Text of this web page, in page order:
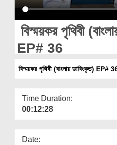
Magazine
বিস্ময়কর পৃথিবী
EP# 36
বিস্ময়কর পৃথিবী (বাংলায় ডাবিংকৃত) EP#
Time Duration:
00:12:28
Date: